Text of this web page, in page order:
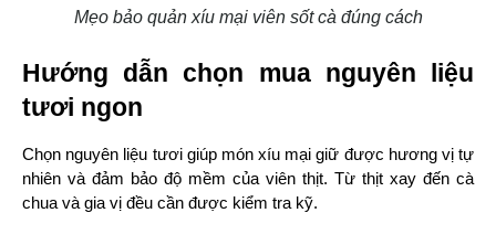
Mẹo bảo quản xíu mại viên sốt cà đúng cách
Hướng dẫn chọn mua nguyên liệu
tươi ngon
Chọn nguyên liệu tươi giúp món xíu mại giữ được hương vị tự
nhiên và đảm bảo độ mềm của viên thịt. Từ thịt xay đến cà
chua và gia vị đều cần được kiểm tra kỹ.